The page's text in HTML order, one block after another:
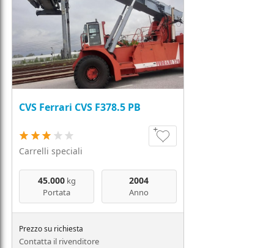
CVS Ferrari CVS F378.5 PB
Carrelli speciali
45.000kg
Portata
2004
Anno
Prezzo su richiesta
Contatta il rivenditore